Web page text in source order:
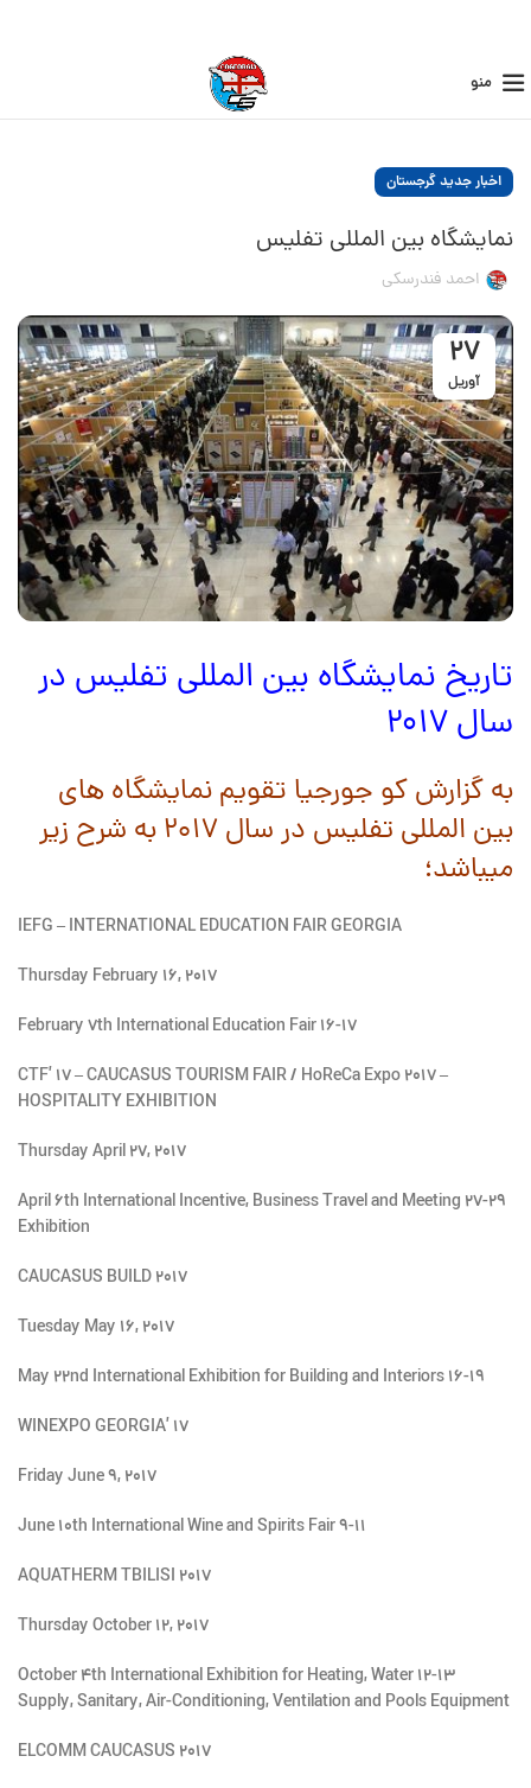
منو
اخبار جدید گرجستان
نمایشگاه بین المللی تفلیس
احمد فندرسکی
27
آوریل
تاریخ نمایشگاه بین المللی تفلیس در
سال ۲۰۱۷
به گزارش کو جورجیا تقویم نمایشگاه های
بین المللی تفلیس در سال ۲۰۱۷ به شرح زیر
میباشد؛
IEFG – INTERNATIONAL EDUCATION FAIR GEORGIA
Thursday February 16, 2017
۱۶-۱۷ February 7th International Education Fair
CTF’ ۱۷ – CAUCASUS TOURISM FAIR / HoReCa Expo 2017 –
HOSPITALITY EXHIBITION
Thursday April 27, 2017
۲۷-۲۹ April 6th International Incentive, Business Travel and Meeting
Exhibition
CAUCASUS BUILD 2017
Tuesday May 16, 2017
۱۶-۱۹ May 22nd International Exhibition for Building and Interiors
WINEXPO GEORGIA’ ۱۷
Friday June 9, 2017
۹-۱۱ June 10th International Wine and Spirits Fair
AQUATHERM TBILISI 2017
Thursday October 12, 2017
۱۲-۱۳ October 4th International Exhibition for Heating, Water
Supply, Sanitary, Air-Conditioning, Ventilation and Pools Equipment
ELCOMM CAUCASUS 2017